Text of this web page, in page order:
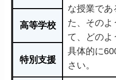
な授業であ
た、そのよ
て、どのよ
具体的に
さい。
高等学校
特別支援